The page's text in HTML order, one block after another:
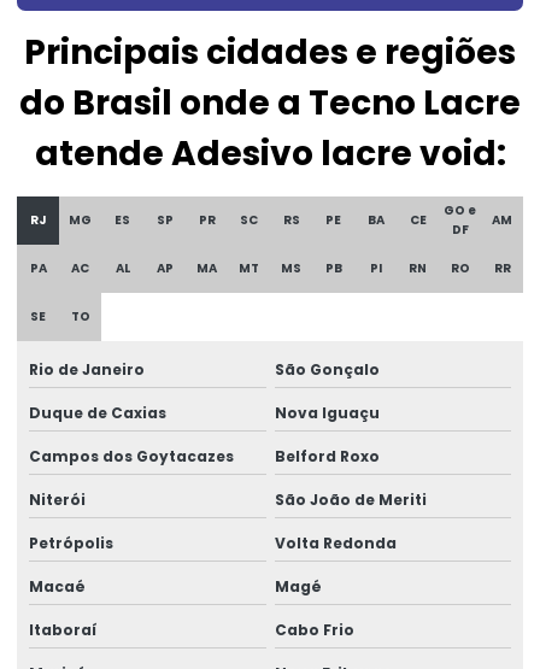
Etiqueta lacre casca de ovo
Etiqueta lacre de garantia
Etiqueta lacre de segurança
Etiqueta de segurança
Etiqueta de void
Etiquetas adesivas holográficas
Etiquetas holográficas
Etiquetas void personalizadas
Lacre adesivo
Principais cidades e regiões
do Brasil onde a Tecno Lacre
atende Adesivo lacre void:
RJ MG ES SP PR SC RS PE BA CE
GO e
DF
AM
PA AC AL AP MA MT MS PB PI RN RO RR
SE TO
Rio de Janeiro São Gonçalo
Duque de Caxias Nova Iguaçu
Campos dos Goytacazes Belford Roxo
Niterói São João de Meriti
Petrópolis Volta Redonda
Macaé Magé
Itaboraí Cabo Frio